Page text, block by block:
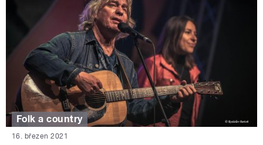
Folk a country
16. březen 2021